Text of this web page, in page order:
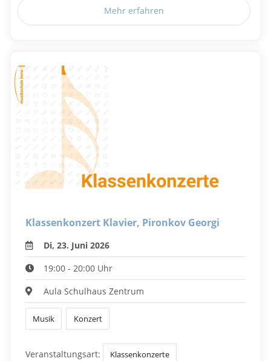
Mehr erfahren
Klassenkonzert Klavier, Pironkov Georgi
Di, 23. Juni 2026
19:00 - 20:00 Uhr
Aula Schulhaus Zentrum
Musik Konzert
Veranstaltungsart: Klassenkonzerte